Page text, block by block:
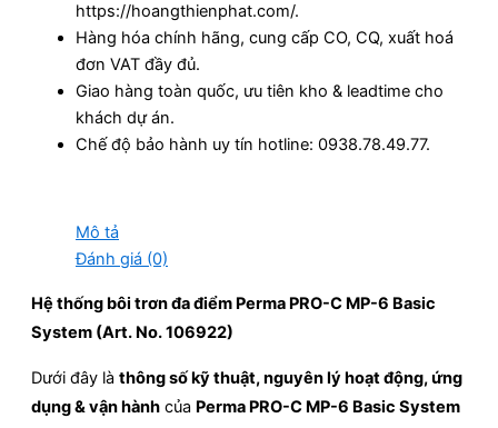
https://hoangthienphat.com/.
Hàng hóa chính hãng, cung cấp CO, CQ, xuất hoá
đơn VAT đầy đủ.
Giao hàng toàn quốc, ưu tiên kho & leadtime cho
khách dự án.
Chế độ bảo hành uy tín hotline: 0938.78.49.77.
Mô tả
Đánh giá (0)
Hệ thống bôi trơn đa điểm Perma PRO-C MP-6 Basic
System (Art. No. 106922)
Dưới đây là thông số kỹ thuật, nguyên lý hoạt động, ứng
dụng & vận hành của Perma PRO-C MP-6 Basic System